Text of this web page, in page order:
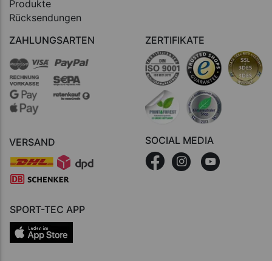
Produkte
Rücksendungen
ZAHLUNGSARTEN
VERSAND
ZERTIFIKATE
SOCIAL MEDIA
SPORT-TEC APP